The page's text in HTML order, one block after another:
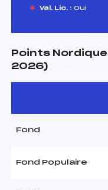
Val. Lic. : Oui
Points Nordique
2026)
Fond
Fond Populaire